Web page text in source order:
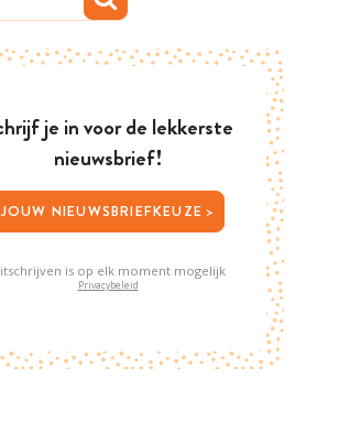
je in voor de lekkerste
nieuwsbrief!
JOUW NIEUWSBRIEFKEUZE >
is op elk moment mogelijk
Privacybeleid